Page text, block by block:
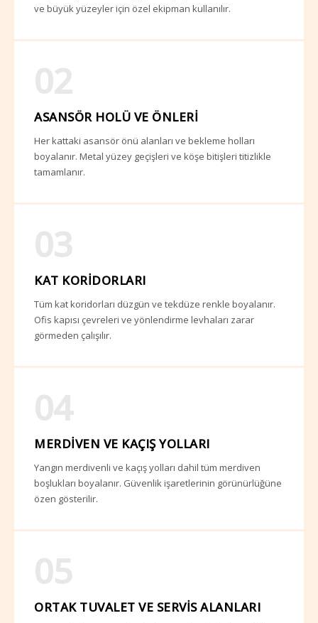
ve büyük yüzeyler için özel ekipman kullanılır.
ASANSÖR HOLÜ VE ÖNLERI
Her kattaki asansör önü alanları ve bekleme holları
boyalanır. Metal yüzey geçişleri ve köşe bitişleri titizlikle
tamamlanır.
KAT KORIDORLARI
Tüm kat koridorları düzgün ve tekdüze renkle boyalanır.
Ofis kapısı çevreleri ve yönlendirme levhaları zarar
görmeden çalışılır.
MERDIVEN VE KAÇIŞ YOLLARI
Yangın merdivenli ve kaçış yolları dahil tüm merdiven
boşlukları boyalanır. Güvenlik işaretlerinin görünürlüğüne
özen gösterilir.
ORTAK TUVALET VE SERVIS ALANLARI